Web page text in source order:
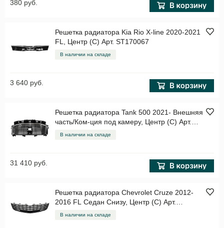
380 руб.
Решетка радиатора Kia Rio X-line 2020-2021
FL, Центр (C) Арт. ST170067
В наличии на складе
3 640 руб.
Решетка радиатора Tank 500 2021- Внешняя
часть/Ком-ция под камеру, Центр (C) Арт.
ST170167
В наличии на складе
31 410 руб.
Решетка радиатора Chevrolet Cruze 2012-
2016 FL Седан Снизу, Центр (C) Арт.
STCV42093D0
В наличии на складе